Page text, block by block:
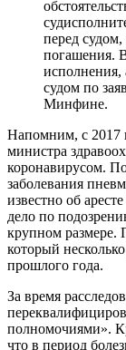
перед
погашения.
исполнения,
судом по
Минфине.
Напомним, с 2017
министра
коронавирусом.
заболевания
известно об
дело по
крупном размере.
который
прошлого года.
За время
полномочиями».
что в период